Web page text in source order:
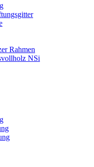
Rahmen
NSi